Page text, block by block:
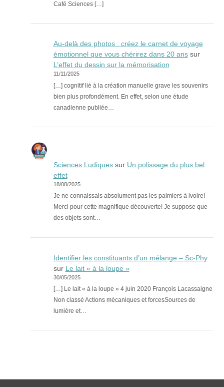
Café Sciences […]
Au-delà des photos : créez le carnet de voyage
émotionnel que vous chérirez dans 20 anssur
L’effet du dessin sur la mémorisation
11/11/2025
[…] cognitif lié à la création manuelle grave les souvenirs
bien plus profondément. En effet, selon une étude
canadienne publiée…
Sciences Ludiquessur Un polissage du plus bel
effet
18/08/2025
Je ne connaissais absolument pas les palmiers à ivoire!
Merci pour cette magnifique découverte! Je suppose que
des objets sont…
Identifier les constituants d’un mélange – Sc-Phy
sur Le lait « à la loupe »
30/05/2025
[…] Le lait « à la loupe » 4 juin 2020 François Lacassaigne
Non classé Actions mécaniques et forcesSources de
lumière et…